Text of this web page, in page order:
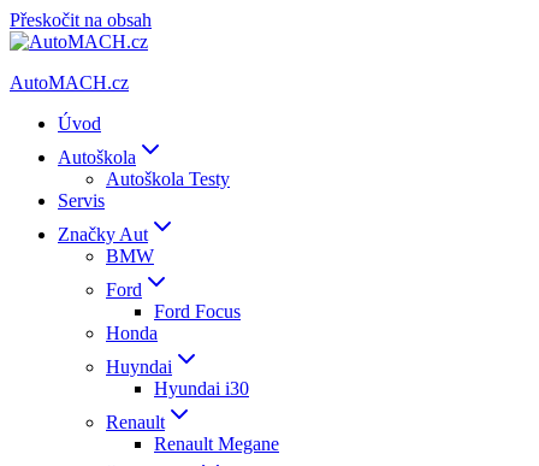
Přeskočit na obsah
AutoMACH.cz
Úvod
Autoškola
Autoškola Testy
Servis
Značky Aut
BMW
Ford
Ford Focus
Honda
Huyndai
Hyundai i30
Renault
Renault Megane